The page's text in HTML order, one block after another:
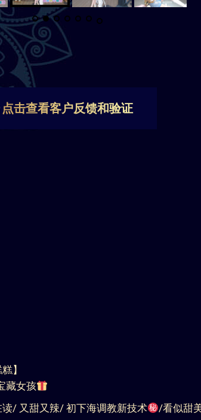
点击查看客户反馈和验证
】
藏女孩
/ 又甜又辣/ 初下海调教新技术 /看似甜